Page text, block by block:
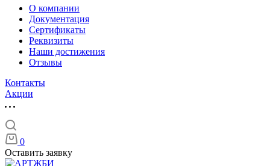
О компании
Документация
Сертификаты
Реквизиты
Наши достижения
Отзывы
Контакты
Акции
0
Оставить заявку